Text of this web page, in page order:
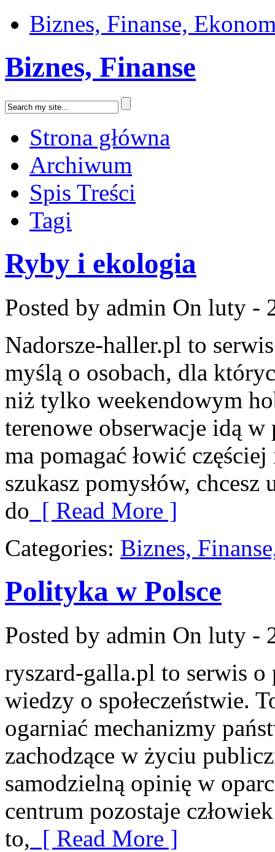
Biznes, Finanse,
Biznes, Finanse
Strona główna
Archiwum
Spis Treści
Tagi
Ryby i ekologia
Posted by admin On luty -
Nadorsze-haller.pl to
myślą o osobach, dla
niż tylko weekendowym
terenowe obserwacje idą
ma pomagać łowić
szukasz pomysłów,
do [ Read More ]
Categories: Biznes,
Polityka w Polsce
Posted by admin On luty -
ryszard-galla.pl to serwis
wiedzy o społeczeństwie.
ogarniać mechanizmy
zachodzące w życiu
samodzielną opinię w
centrum pozostaje
to, [ Read More ]